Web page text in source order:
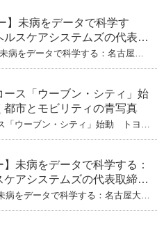
】未病をデータで科学す
ルスケアシステムズの代表取
介 【下】「人生80年の暇つ
理系ニートが挑むヘルスケア
病をデータで科学する：名古屋大
ズの代表取締役社長・瀧本陽介
と海外戦略
ース「ウーブン・シティ」始
市とモビリティの青写真
「ウーブン・シティ」始動 トヨタ
ィの青写真
】未病をデータで科学する：
アシステムズの代表取締役
郵送検査で挑む健康の未来
病をデータで科学する：名古屋大発
の代表取締役社長・瀧本陽介 郵送